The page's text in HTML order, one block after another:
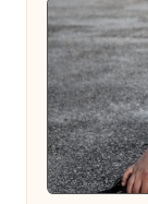
Posted
in